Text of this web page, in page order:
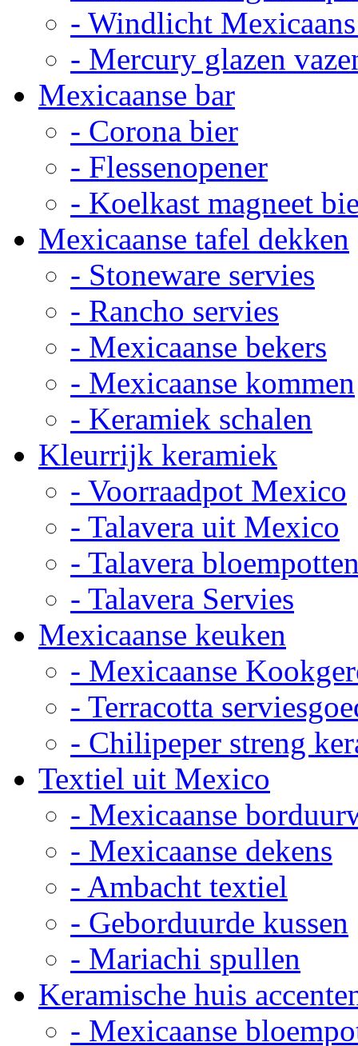
- Windlicht
- Mercury glazen
Mexicaanse bar
- Corona bier
- Flessenopener
- Koelkast magneet
Mexicaanse tafel dekken
- Stoneware servies
- Rancho servies
- Mexicaanse bekers
- Mexicaanse kommen
- Keramiek schalen
Kleurrijk keramiek
- Voorraadpot Mexico
- Talavera uit Mexico
- Talavera
- Talavera Servies
Mexicaanse keuken
- Mexicaanse
- Terracotta
- Chilipeper streng
Textiel uit Mexico
- Mexicaanse
- Mexicaanse dekens
- Ambacht textiel
- Geborduurde kussen
- Mariachi spullen
Keramische huis
- Mexicaanse